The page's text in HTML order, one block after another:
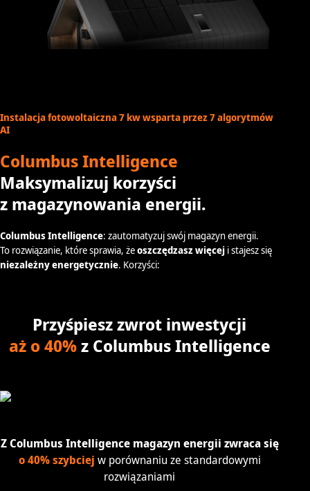
Instalacja fotowoltaiczna 7 kw wsparta przez 7 algorytmów
AI
Columbus Intelligence
Maksymalizuj korzyści
z magazynowania energii.
Columbus Intelligence: zautomatyzuj swój magazyn energii.
To rozwiązanie, które sprawia, żeoszczędzasz więcej i stajesz się
niezależny energetycznie. Korzyści:
Przyśpiesz zwrot inwestycji
aż o 40%z Columbus Intelligence
Z Columbus Intelligencemagazyn energii zwracasię
o 40% szybciej w porównaniu ze standardowymi
rozwiązaniami